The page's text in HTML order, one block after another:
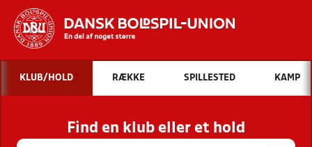
Hvad vil du søge efter?
INDHOLD OG NYHEDER
STILLINGER, RESULTATER, KLUBBER OG
HOLD
KLUB/HOLD RÆKKE SPILLESTED KAMP
Find en klub eller et hold